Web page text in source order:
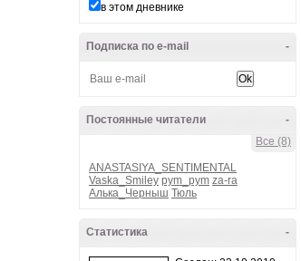
в этом дневнике
-
Подписка по e-mail
-
Постоянные читатели
Все (8)
ANASTASIYA_SENTIMENTAL
Vaska_Smiley pym_pym za-ra
Алька_Черныш Тюль
-
Статистика